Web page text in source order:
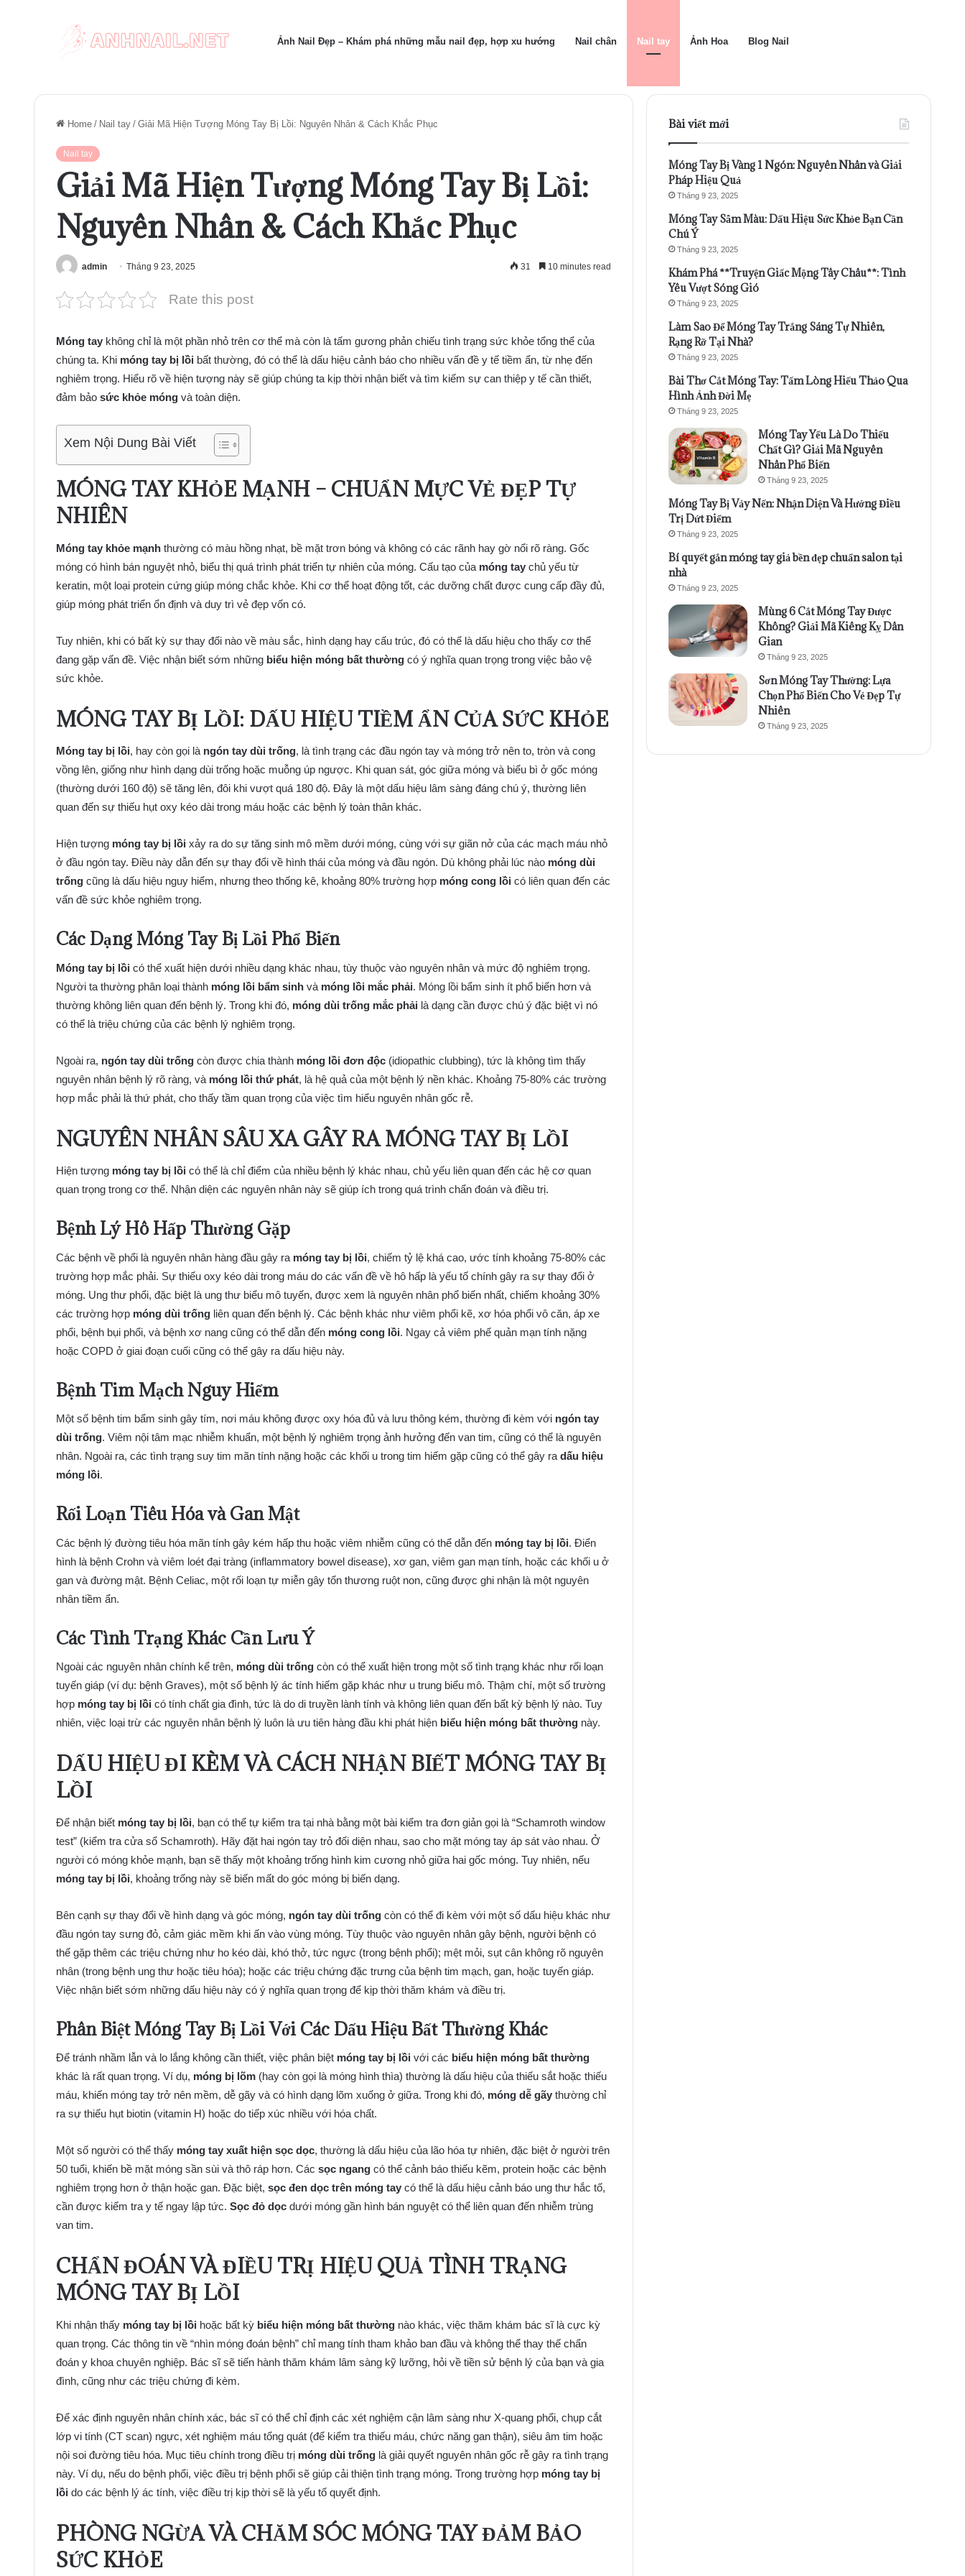
Ảnh Nail Đẹp – Khám phá những mẫu nail đẹp, hợp xu hướng Nail chân Nail tay Ảnh Hoa Blog Nail
Home / Nail tay / Giải Mã Hiện Tượng Móng Tay Bị Lồi: Nguyên Nhân & Cách Khắc Phục
Nail tay
Giải Mã Hiện Tượng Móng Tay Bị Lồi:
Nguyên Nhân & Cách Khắc Phục
admin Tháng 9 23, 2025 31 10 minutes read
Rate this post
Móng tay không chỉ là một phần nhỏ trên cơ thể mà còn là tấm gương phản chiếu tình trạng sức khỏe tổng thể của
chúng ta. Khi móng tay bị lồi bất thường, đó có thể là dấu hiệu cảnh báo cho nhiều vấn đề y tế tiềm ẩn, từ nhẹ đến
nghiêm trọng. Hiểu rõ về hiện tượng này sẽ giúp chúng ta kịp thời nhận biết và tìm kiếm sự can thiệp y tế cần thiết,
đảm bảo sức khỏe móng và toàn diện.
Xem Nội Dung Bài Viết
MÓNG TAY KHỎE MẠNH – CHUẨN MỰC VẺ ĐẸP TỰ
NHIÊN
Móng tay khỏe mạnh thường có màu hồng nhạt, bề mặt trơn bóng và không có các rãnh hay gờ nổi rõ ràng. Gốc
móng có hình bán nguyệt nhỏ, biểu thị quá trình phát triển tự nhiên của móng. Cấu tạo của móng tay chủ yếu từ
keratin, một loại protein cứng giúp móng chắc khỏe. Khi cơ thể hoạt động tốt, các dưỡng chất được cung cấp đầy đủ,
giúp móng phát triển ổn định và duy trì vẻ đẹp vốn có.
Tuy nhiên, khi có bất kỳ sự thay đổi nào về màu sắc, hình dạng hay cấu trúc, đó có thể là dấu hiệu cho thấy cơ thể
đang gặp vấn đề. Việc nhận biết sớm những biểu hiện móng bất thường có ý nghĩa quan trọng trong việc bảo vệ
sức khỏe.
MÓNG TAY BỊ LỒI: DẤU HIỆU TIỀM ẨN CỦA SỨC KHỎE
Móng tay bị lồi, hay còn gọi là ngón tay dùi trống, là tình trạng các đầu ngón tay và móng trở nên to, tròn và cong
vồng lên, giống như hình dạng dùi trống hoặc muỗng úp ngược. Khi quan sát, góc giữa móng và biểu bì ở gốc móng
(thường dưới 160 độ) sẽ tăng lên, đôi khi vượt quá 180 độ. Đây là một dấu hiệu lâm sàng đáng chú ý, thường liên
quan đến sự thiếu hụt oxy kéo dài trong máu hoặc các bệnh lý toàn thân khác.
Hiện tượng móng tay bị lồi xảy ra do sự tăng sinh mô mềm dưới móng, cùng với sự giãn nở của các mạch máu nhỏ
ở đầu ngón tay. Điều này dẫn đến sự thay đổi về hình thái của móng và đầu ngón. Dù không phải lúc nào móng dùi
trống cũng là dấu hiệu nguy hiểm, nhưng theo thống kê, khoảng 80% trường hợp móng cong lồi có liên quan đến các
vấn đề sức khỏe nghiêm trọng.
Các Dạng Móng Tay Bị Lồi Phổ Biến
Móng tay bị lồi có thể xuất hiện dưới nhiều dạng khác nhau, tùy thuộc vào nguyên nhân và mức độ nghiêm trọng.
Người ta thường phân loại thành móng lồi bẩm sinh và móng lồi mắc phải. Móng lồi bẩm sinh ít phổ biến hơn và
thường không liên quan đến bệnh lý. Trong khi đó, móng dùi trống mắc phải là dạng cần được chú ý đặc biệt vì nó
có thể là triệu chứng của các bệnh lý nghiêm trọng.
Ngoài ra, ngón tay dùi trống còn được chia thành móng lồi đơn độc (idiopathic clubbing), tức là không tìm thấy
nguyên nhân bệnh lý rõ ràng, và móng lồi thứ phát, là hệ quả của một bệnh lý nền khác. Khoảng 75-80% các trường
hợp mắc phải là thứ phát, cho thấy tầm quan trọng của việc tìm hiểu nguyên nhân gốc rễ.
NGUYÊN NHÂN SÂU XA GÂY RA MÓNG TAY BỊ LỒI
Hiện tượng móng tay bị lồi có thể là chỉ điểm của nhiều bệnh lý khác nhau, chủ yếu liên quan đến các hệ cơ quan
quan trọng trong cơ thể. Nhận diện các nguyên nhân này sẽ giúp ích trong quá trình chẩn đoán và điều trị.
Bệnh Lý Hô Hấp Thường Gặp
Các bệnh về phổi là nguyên nhân hàng đầu gây ra móng tay bị lồi, chiếm tỷ lệ khá cao, ước tính khoảng 75-80% các
trường hợp mắc phải. Sự thiếu oxy kéo dài trong máu do các vấn đề về hô hấp là yếu tố chính gây ra sự thay đổi ở
móng. Ung thư phổi, đặc biệt là ung thư biểu mô tuyến, được xem là nguyên nhân phổ biến nhất, chiếm khoảng 30%
các trường hợp móng dùi trống liên quan đến bệnh lý. Các bệnh khác như viêm phổi kẽ, xơ hóa phổi vô căn, áp xe
phổi, bệnh bụi phổi, và bệnh xơ nang cũng có thể dẫn đến móng cong lồi. Ngay cả viêm phế quản mạn tính nặng
hoặc COPD ở giai đoạn cuối cũng có thể gây ra dấu hiệu này.
Bệnh Tim Mạch Nguy Hiểm
Một số bệnh tim bẩm sinh gây tím, nơi máu không được oxy hóa đủ và lưu thông kém, thường đi kèm với ngón tay
dùi trống. Viêm nội tâm mạc nhiễm khuẩn, một bệnh lý nghiêm trọng ảnh hưởng đến van tim, cũng có thể là nguyên
nhân. Ngoài ra, các tình trạng suy tim mãn tính nặng hoặc các khối u trong tim hiếm gặp cũng có thể gây ra dấu hiệu
móng lồi.
Rối Loạn Tiêu Hóa và Gan Mật
Các bệnh lý đường tiêu hóa mãn tính gây kém hấp thu hoặc viêm nhiễm cũng có thể dẫn đến móng tay bị lồi. Điển
hình là bệnh Crohn và viêm loét đại tràng (inflammatory bowel disease), xơ gan, viêm gan mạn tính, hoặc các khối u ở
gan và đường mật. Bệnh Celiac, một rối loạn tự miễn gây tổn thương ruột non, cũng được ghi nhận là một nguyên
nhân tiềm ẩn.
Các Tình Trạng Khác Cần Lưu Ý
Ngoài các nguyên nhân chính kể trên, móng dùi trống còn có thể xuất hiện trong một số tình trạng khác như rối loạn
tuyến giáp (ví dụ: bệnh Graves), một số bệnh lý ác tính hiếm gặp khác như u trung biểu mô. Thậm chí, một số trường
hợp móng tay bị lồi có tính chất gia đình, tức là do di truyền lành tính và không liên quan đến bất kỳ bệnh lý nào. Tuy
nhiên, việc loại trừ các nguyên nhân bệnh lý luôn là ưu tiên hàng đầu khi phát hiện biểu hiện móng bất thường này.
DẤU HIỆU ĐI KÈM VÀ CÁCH NHẬN BIẾT MÓNG TAY BỊ
LỒI
Để nhận biết móng tay bị lồi, bạn có thể tự kiểm tra tại nhà bằng một bài kiểm tra đơn giản gọi là “Schamroth window
test” (kiểm tra cửa sổ Schamroth). Hãy đặt hai ngón tay trỏ đối diện nhau, sao cho mặt móng tay áp sát vào nhau. Ở
người có móng khỏe mạnh, bạn sẽ thấy một khoảng trống hình kim cương nhỏ giữa hai gốc móng. Tuy nhiên, nếu
móng tay bị lồi, khoảng trống này sẽ biến mất do góc móng bị biến dạng.
Bên cạnh sự thay đổi về hình dạng và góc móng, ngón tay dùi trống còn có thể đi kèm với một số dấu hiệu khác như
đầu ngón tay sưng đỏ, cảm giác mềm khi ấn vào vùng móng. Tùy thuộc vào nguyên nhân gây bệnh, người bệnh có
thể gặp thêm các triệu chứng như ho kéo dài, khó thở, tức ngực (trong bệnh phổi); mệt mỏi, sụt cân không rõ nguyên
nhân (trong bệnh ung thư hoặc tiêu hóa); hoặc các triệu chứng đặc trưng của bệnh tim mạch, gan, hoặc tuyến giáp.
Việc nhận biết sớm những dấu hiệu này có ý nghĩa quan trọng để kịp thời thăm khám và điều trị.
Phân Biệt Móng Tay Bị Lồi Với Các Dấu Hiệu Bất Thường Khác
Để tránh nhầm lẫn và lo lắng không cần thiết, việc phân biệt móng tay bị lồi với các biểu hiện móng bất thường
khác là rất quan trọng. Ví dụ, móng bị lõm (hay còn gọi là móng hình thìa) thường là dấu hiệu của thiếu sắt hoặc thiếu
máu, khiến móng tay trở nên mềm, dễ gãy và có hình dạng lõm xuống ở giữa. Trong khi đó, móng dễ gãy thường chỉ
ra sự thiếu hụt biotin (vitamin H) hoặc do tiếp xúc nhiều với hóa chất.
Một số người có thể thấy móng tay xuất hiện sọc dọc, thường là dấu hiệu của lão hóa tự nhiên, đặc biệt ở người trên
50 tuổi, khiến bề mặt móng sần sùi và thô ráp hơn. Các sọc ngang có thể cảnh báo thiếu kẽm, protein hoặc các bệnh
nghiêm trọng hơn ở thận hoặc gan. Đặc biệt, sọc đen dọc trên móng tay có thể là dấu hiệu cảnh báo ung thư hắc tố,
cần được kiểm tra y tế ngay lập tức. Sọc đỏ dọc dưới móng gần hình bán nguyệt có thể liên quan đến nhiễm trùng
van tim.
CHẨN ĐOÁN VÀ ĐIỀU TRỊ HIỆU QUẢ TÌNH TRẠNG
MÓNG TAY BỊ LỒI
Khi nhận thấy móng tay bị lồi hoặc bất kỳ biểu hiện móng bất thường nào khác, việc thăm khám bác sĩ là cực kỳ
quan trọng. Các thông tin về “nhìn móng đoán bệnh” chỉ mang tính tham khảo ban đầu và không thể thay thế chẩn
đoán y khoa chuyên nghiệp. Bác sĩ sẽ tiến hành thăm khám lâm sàng kỹ lưỡng, hỏi về tiền sử bệnh lý của bạn và gia
đình, cũng như các triệu chứng đi kèm.
Để xác định nguyên nhân chính xác, bác sĩ có thể chỉ định các xét nghiệm cận lâm sàng như X-quang phổi, chụp cắt
lớp vi tính (CT scan) ngực, xét nghiệm máu tổng quát (để kiểm tra thiếu máu, chức năng gan thận), siêu âm tim hoặc
nội soi đường tiêu hóa. Mục tiêu chính trong điều trị móng dùi trống là giải quyết nguyên nhân gốc rễ gây ra tình trạng
này. Ví dụ, nếu do bệnh phổi, việc điều trị bệnh phổi sẽ giúp cải thiện tình trạng móng. Trong trường hợp móng tay bị
lồi do các bệnh lý ác tính, việc điều trị kịp thời sẽ là yếu tố quyết định.
PHÒNG NGỪA VÀ CHĂM SÓC MÓNG TAY ĐẢM BẢO
SỨC KHỎE
Bài viết mới
Móng Tay Bị Vàng 1 Ngón: Nguyên Nhân và Giải
Pháp Hiệu Quả
Tháng 9 23, 2025
Móng Tay Sẫm Màu: Dấu Hiệu Sức Khỏe Bạn Cần
Chú Ý
Tháng 9 23, 2025
Khám Phá **Truyện Giấc Mộng Tây Châu**: Tình
Yêu Vượt Sóng Gió
Tháng 9 23, 2025
Làm Sao Để Móng Tay Trắng Sáng Tự Nhiên,
Rạng Rỡ Tại Nhà?
Tháng 9 23, 2025
Bài Thơ Cắt Móng Tay: Tấm Lòng Hiếu Thảo Qua
Hình Ảnh Đời Mẹ
Tháng 9 23, 2025
Móng Tay Yếu Là Do Thiếu
Chất Gì? Giải Mã Nguyên
Nhân Phổ Biến
Tháng 9 23, 2025
Móng Tay Bị Vảy Nến: Nhận Diện Và Hướng Điều
Trị Dứt Điểm
Tháng 9 23, 2025
Bí quyết gắn móng tay giả bền đẹp chuẩn salon tại
nhà
Tháng 9 23, 2025
Mùng 6 Cắt Móng Tay Được
Không? Giải Mã Kiêng Kỵ Dân
Gian
Tháng 9 23, 2025
Sơn Móng Tay Thường: Lựa
Chọn Phổ Biến Cho Vẻ Đẹp Tự
Nhiên
Tháng 9 23, 2025